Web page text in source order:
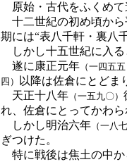
原始・古代をふくめて
十二世紀の初め頃から
期には“表八千軒・裏八
しかし十五世紀に入る
遂に康正元年 （一四五
四）
以降は佐倉にとどま
天正十八年 （一五九〇）
れ、佐倉にとってかわ
しかし明治六年 （一八
ぎつけた。
特に戦後は焦土の中か